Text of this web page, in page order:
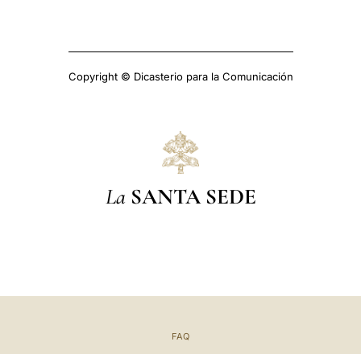
Copyright © Dicasterio para la Comunicación
La SANTA SEDE
FAQ